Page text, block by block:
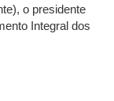
o presidente
Integral dos